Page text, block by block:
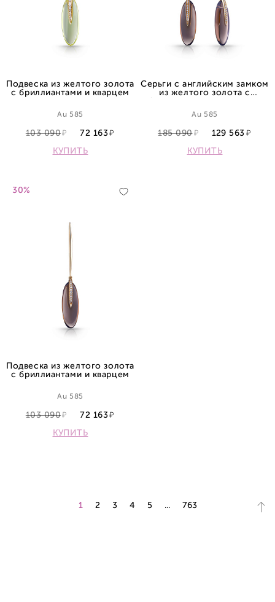
Подвеска из желтого золота
с бриллиантами и кварцем
Au 585
103 090
72 163
КУПИТЬ
Серьги с английским замком
из желтого золота с
Au 585
185 090
129 563
КУПИТЬ
30%
Подвеска из желтого золота
с бриллиантами и кварцем
Au 585
103 090
72 163
КУПИТЬ
1 2 3 4 5 ... 763